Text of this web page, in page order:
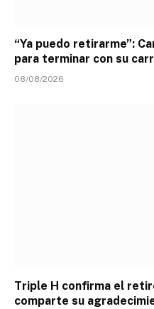
“Ya puedo retirarme”:
para terminar con su
08/08/2026
Triple H confirma el
comparte su